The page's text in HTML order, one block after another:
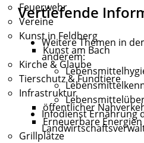
Feuerwehr
Vereine
Kunst in Feldberg
Kunst am Bach
Kirche & Glaube
Tierschutz & Fundtiere
Infrastruktur
öffentlicher
Erneuerbare Energien
Grillplätze
Vertiefende
Weitere Themen in
anderem:
Infodienst Ernährung